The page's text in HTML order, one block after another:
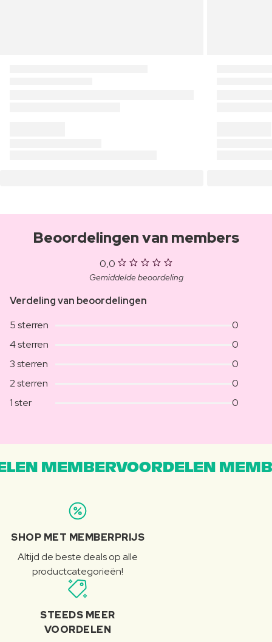
Beoordelingen van members
0,0
Gemiddelde beoordeling
Verdeling van beoordelingen
5 sterren
0
4 sterren
0
3 sterren
0
2 sterren
0
1 ster
0
MEMBERVOORDELEN
SHOP MET MEMBERPRIJS
Altijd de beste deals op alle
productcategorieën!
STEEDS MEER
VOORDELEN